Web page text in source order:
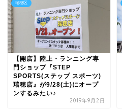
瑞穂区
【開店】陸上・ランニング専
門ショップ『STEP
SPORTS(ステップ スポーツ)
瑞穂店』が9/28(土)にオープ
ンするみたい♪
2019年9月2日